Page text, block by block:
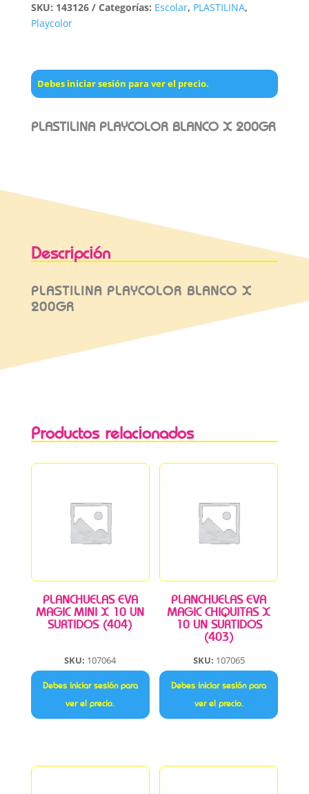
SKU: 143126 Categorías: Escolar, PLASTILINA,
Playcolor
Debes iniciar sesión para ver el precio.
PLASTILINA PLAYCOLOR BLANCO X 200GR
Descripción
PLASTILINA PLAYCOLOR BLANCO X
200GR
Productos relacionados
PLANCHUELAS EVA
MAGIC MINI X 10 UN
SURTIDOS (404)
SKU: 107064
Debes iniciar sesión para
ver el precio.
PLANCHUELAS EVA
MAGIC CHIQUITAS X
10 UN SURTIDOS
(403)
SKU: 107065
Debes iniciar sesión para
ver el precio.